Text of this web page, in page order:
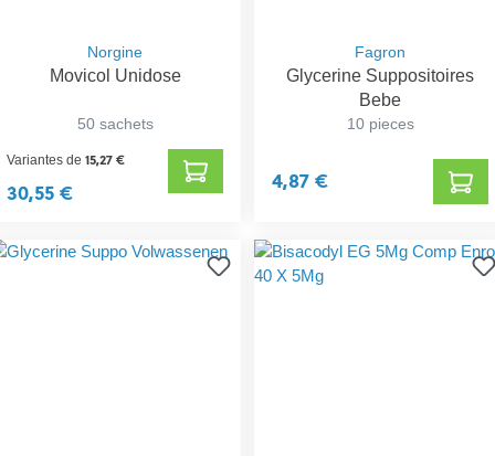
Norgine
Movicol Unidose
50 sachets
Variantes de15,27 €
30,55 €
Fagron
Glycerine Suppositoires
Bebe
10 pieces
4,87 €